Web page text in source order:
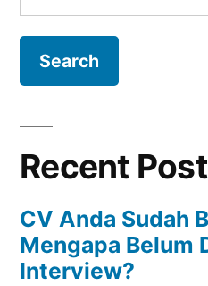
Recent
CV Anda Sudah
Mengapa Belum
Interview?